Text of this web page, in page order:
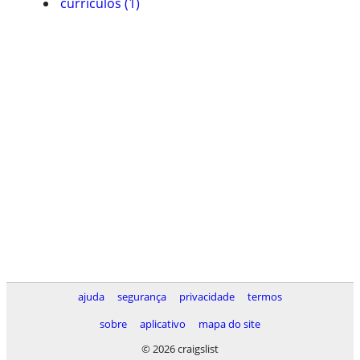
ajuda segurança privacidade
termos
sobre
aplicativo
mapa do site
© 2026 craigslist